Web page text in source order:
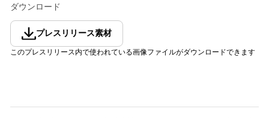
ダウンロード
プレスリリース素材
このプレスリリース内で使われている画像ファイルがダウンロードできます